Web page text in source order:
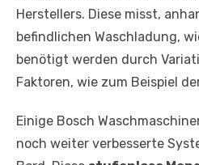
Herstellers. Diese misst,
befindlichen Waschladung,
benötigt werden durch
Faktoren, wie zum Beispiel
Einige Bosch
noch weiter verbesserte